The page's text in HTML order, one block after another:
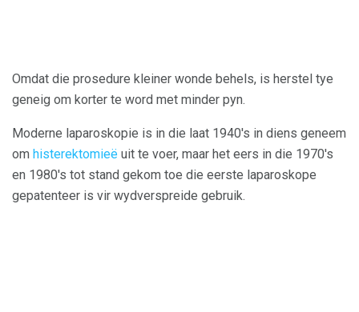
Omdat die prosedure kleiner wonde behels, is herstel tye
geneig om korter te word met minder pyn.
Moderne laparoskopie is in die laat 1940's in diens geneem
om histerektomieë uit te voer, maar het eers in die 1970's
en 1980's tot stand gekom toe die eerste laparoskope
gepatenteer is vir wydverspreide gebruik.